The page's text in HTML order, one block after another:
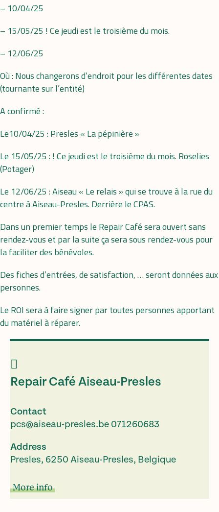
– 10/04/25
– 15/05/25 ! Ce jeudi est le troisième du mois.
– 12/06/25
Où : Nous changerons d’endroit pour les différentes dates
(tournante sur l’entité)
A confirmé :
Le10/04/25 : Presles « La pépinière »
Le 15/05/25 : ! Ce jeudi est le troisième du mois. Roselies
(Potager)
Le 12/06/25 : Aiseau « Le relais » qui se trouve à la rue du
centre à Aiseau-Presles. Derrière le CPAS.
Dans un premier temps le Repair Café sera ouvert sans
rendez-vous et par la suite ça sera sous rendez-vous pour
la faciliter des bénévoles.
Des fiches d’entrées, de satisfaction, … seront données aux
personnes.
Le ROI sera à faire signer par toutes personnes apportant
du matériel à réparer.
Repair Café Aiseau-Presles
Contact
pcs@aiseau-presles.be 071260683
Address
Presles, 6250 Aiseau-Presles, Belgique
More info